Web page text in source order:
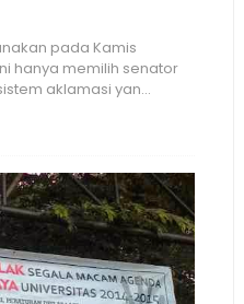
pada Kamis
hanya memilih senator
aklamasi yan...